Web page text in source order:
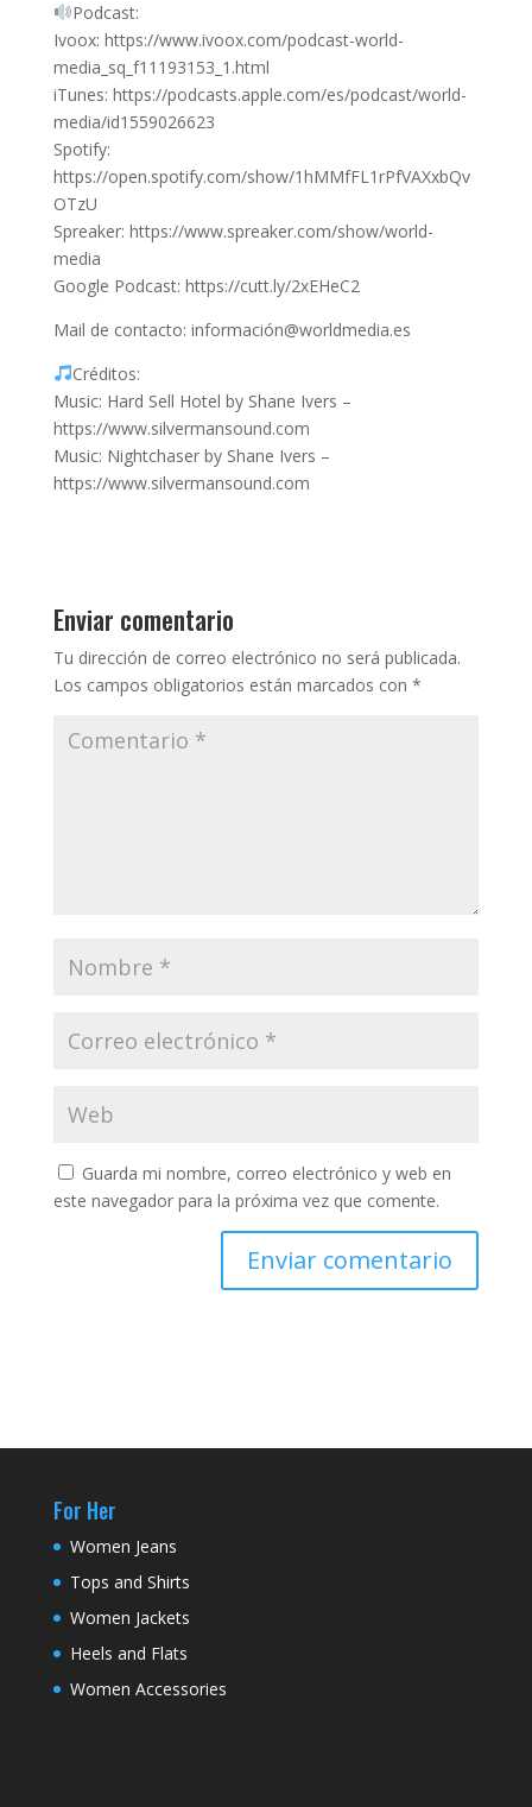
Podcast:
Ivoox: https://www.ivoox.com/podcast-world-
media_sq_f11193153_1.html
iTunes: https://podcasts.apple.com/es/podcast/world-
media/id1559026623
Spotify:
https://open.spotify.com/show/1hMMfFL1rPfVAXxbQv
OTzU
Spreaker: https://www.spreaker.com/show/world-
media
Google Podcast: https://cutt.ly/2xEHeC2
Mail de contacto: información@worldmedia.es
Créditos:
Music: Hard Sell Hotel by Shane Ivers –
https://www.silvermansound.com​
Music: Nightchaser by Shane Ivers –
https://www.silvermansound.com
Enviar comentario
Tu dirección de correo electrónico no será publicada.
Los campos obligatorios están marcados con *
Guarda mi nombre, correo electrónico y web en
este navegador para la próxima vez que comente.
For Her
Women Jeans
Tops and Shirts
Women Jackets
Heels and Flats
Women Accessories